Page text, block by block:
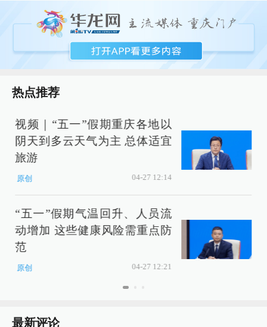
热点推荐
视频｜“五一”假期重庆各地以
阴天到多云天气为主 总体适宜
旅游
原创 04-27 12:14
“五一”假期气温回升、人员流
动增加 这些健康风险需重点防
范
原创 04-27 12:21
最新评论